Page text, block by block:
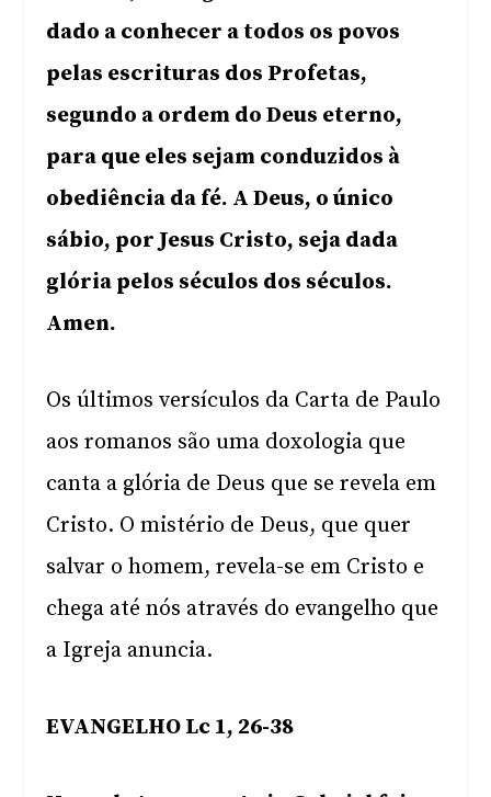
dado a conhecer a todos os povos
pelas escrituras dos Profetas,
segundo a ordem do Deus eterno,
para que eles sejam conduzidos à
obediência da fé. A Deus, o único
sábio, por Jesus Cristo, seja dada
glória pelos séculos dos séculos.
Amen.
Os últimos versículos da Carta de Paulo
aos romanos são uma doxologia que
canta a glória de Deus que se revela em
Cristo. O mistério de Deus, que quer
salvar o homem, revela-se em Cristo e
chega até nós através do evangelho que
a Igreja anuncia.
EVANGELHO Lc 1, 26-38